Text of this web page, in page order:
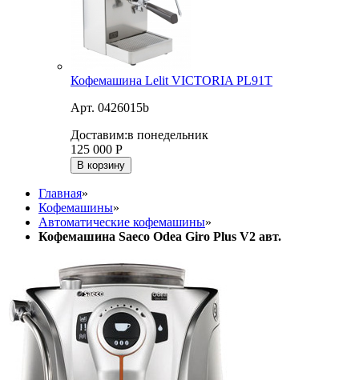
Кофемашина Lelit VICTORIA PL91T
Арт. 0426015b
Доставим:в понедельник
125 000 Р
В корзину
Главная»
Кофемашины»
Автоматические кофемашины»
Кофемашина Saeco Odea Giro Plus V2 авт.